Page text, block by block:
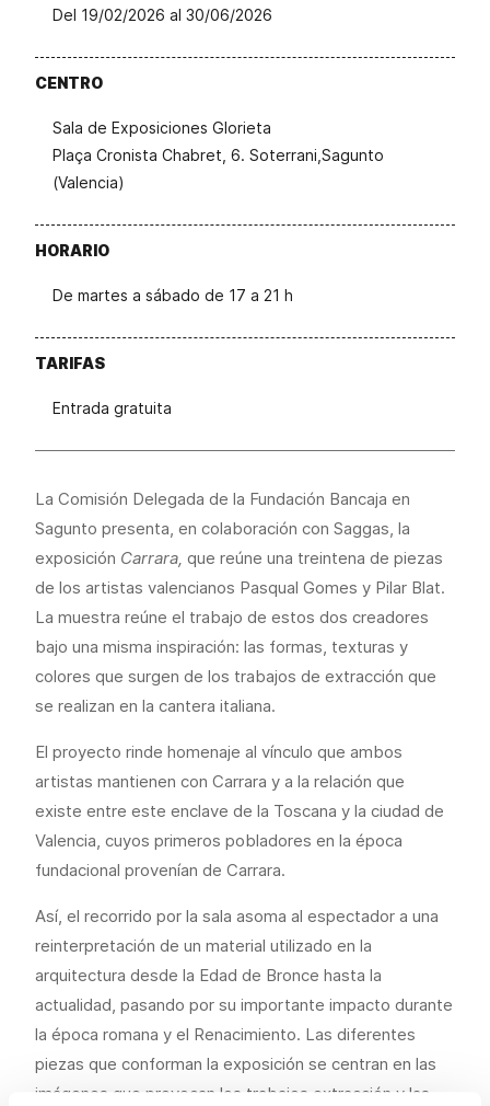
Del 19/02/2026 al 30/06/2026
CENTRO
Sala de Exposiciones Glorieta
Plaça Cronista Chabret, 6. Soterrani,Sagunto
(Valencia)
HORARIO
De martes a sábado de 17 a 21 h
TARIFAS
Entrada gratuita
La Comisión Delegada de la Fundación Bancaja en
Sagunto presenta, en colaboración con Saggas, la
exposición Carrara, que reúne una treintena de piezas
de los artistas valencianos Pasqual Gomes y Pilar Blat.
La muestra reúne el trabajo de estos dos creadores
bajo una misma inspiración: las formas, texturas y
colores que surgen de los trabajos de extracción que
se realizan en la cantera italiana.
El proyecto rinde homenaje al vínculo que ambos
artistas mantienen con Carrara y a la relación que
existe entre este enclave de la Toscana y la ciudad de
Valencia, cuyos primeros pobladores en la época
fundacional provenían de Carrara.
Así, el recorrido por la sala asoma al espectador a una
reinterpretación de un material utilizado en la
arquitectura desde la Edad de Bronce hasta la
actualidad, pasando por su importante impacto durante
la época romana y el Renacimiento. Las diferentes
piezas que conforman la exposición se centran en las
imágenes que provocan los trabajos extracción y las